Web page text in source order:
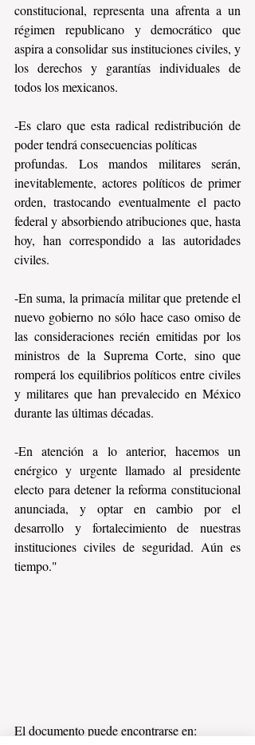
constitucional, representa una afrenta a un
régimen republicano y democrático que
aspira a consolidar sus instituciones civiles, y
los derechos y garantías individuales de
todos los mexicanos.
-Es claro que esta radical redistribución de
poder tendrá consecuencias políticas
profundas. Los mandos militares serán,
inevitablemente, actores políticos de primer
orden, trastocando eventualmente el pacto
federal y absorbiendo atribuciones que, hasta
hoy, han correspondido a las autoridades
civiles.
-En suma, la primacía militar que pretende el
nuevo gobierno no sólo hace caso omiso de
las consideraciones recién emitidas por los
ministros de la Suprema Corte, sino que
romperá los equilibrios políticos entre civiles
y militares que han prevalecido en México
durante las últimas décadas.
-En atención a lo anterior, hacemos un
enérgico y urgente llamado al presidente
electo para detener la reforma constitucional
anunciada, y optar en cambio por el
desarrollo y fortalecimiento de nuestras
instituciones civiles de seguridad. Aún es
tiempo."
El documento puede encontrarse en: